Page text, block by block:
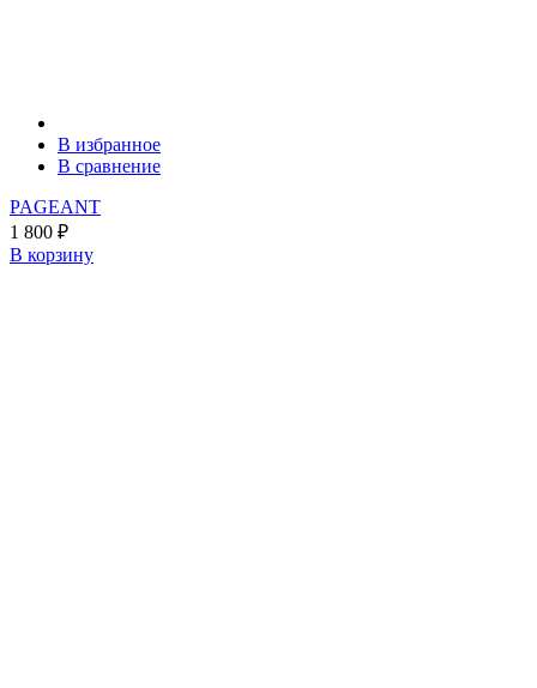
В избранное
В сравнение
PAGEANT
1 800 ₽
В корзину